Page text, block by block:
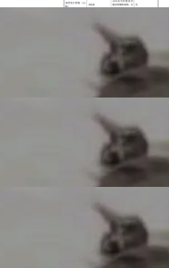
能用来
本身
，杭
售对
，Dee
递同
绝包
获得